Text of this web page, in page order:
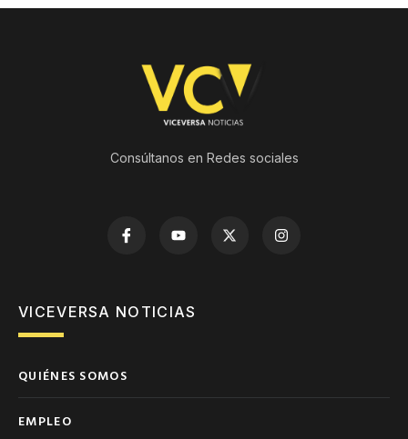
Consúltanos en Redes sociales
VICEVERSA NOTICIAS
QUIÉNES SOMOS
EMPLEO